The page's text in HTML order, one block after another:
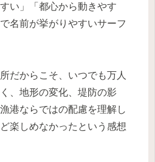
い」「都心から動きやす
名前が挙がりやすいサーフ
だからこそ、いつでも万人
、地形の変化、堤防の影
港ならではの配慮を理解し
楽しめなかったという感想